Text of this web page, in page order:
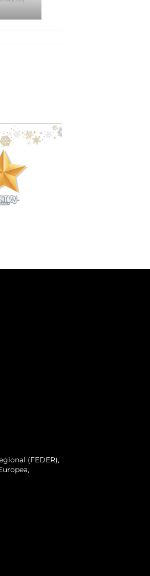
Por unas fiestas llenas de
emoción y con la sonrisa
(FEDER),